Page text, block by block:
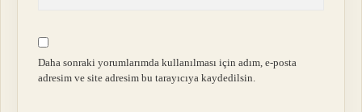
Daha sonraki yorumlarımda kullanılması için adım, e-posta
adresim ve site adresim bu tarayıcıya kaydedilsin.